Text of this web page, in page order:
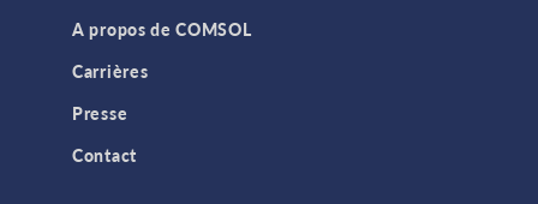
A propos de COMSOL
Carrières
Presse
Contact